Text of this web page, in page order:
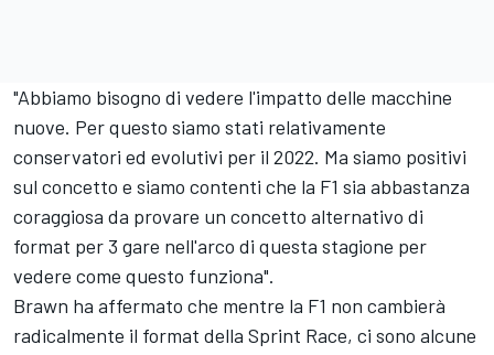
"Abbiamo bisogno di vedere l'impatto delle macchine
nuove. Per questo siamo stati relativamente
conservatori ed evolutivi per il 2022. Ma siamo positivi
sul concetto e siamo contenti che la F1 sia abbastanza
coraggiosa da provare un concetto alternativo di
format per 3 gare nell'arco di questa stagione per
vedere come questo funziona".
Brawn ha affermato che mentre la F1 non cambierà
radicalmente il format della Sprint Race, ci sono alcune